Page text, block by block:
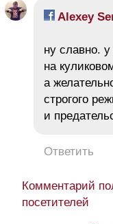
Alexey
ну славно.
на
а
строгого
и
Ответить
Комментарий
посетителей